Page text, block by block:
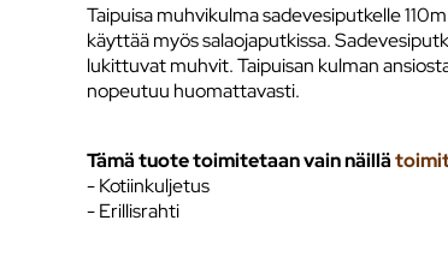
Taipuisa muhvikulma sadevesiputkelle
käyttää myös salaojaputkissa.
lukittuvat muhvit. Taipuisan kulman
nopeutuu huomattavasti.
Tämä tuote toimitetaan vain näillä
- Kotiinkuljetus
- Erillisrahti